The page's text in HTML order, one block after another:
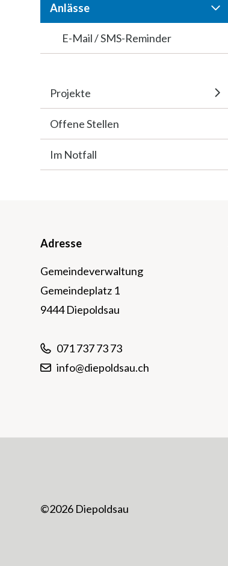
Anlässe
E-Mail / SMS-Reminder
Projekte
Offene Stellen
Im Notfall
Footer
Adresse
Gemeindeverwaltung
Gemeindeplatz 1
9444 Diepoldsau
071 737 73 73
info@diepoldsau.ch
©2026 Diepoldsau